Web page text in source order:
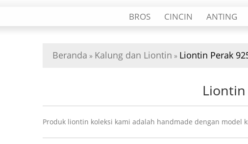
BROS CINCIN ANTING
Beranda » Kalung dan Liontin » Liontin Perak
Liontin
Produk liontin koleksi kami adalah handmade dengan model